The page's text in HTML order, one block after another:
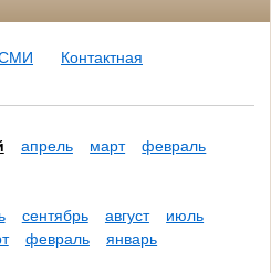
Контактная
апрель март
февраль
сентябрь август
июль
февраль
январь